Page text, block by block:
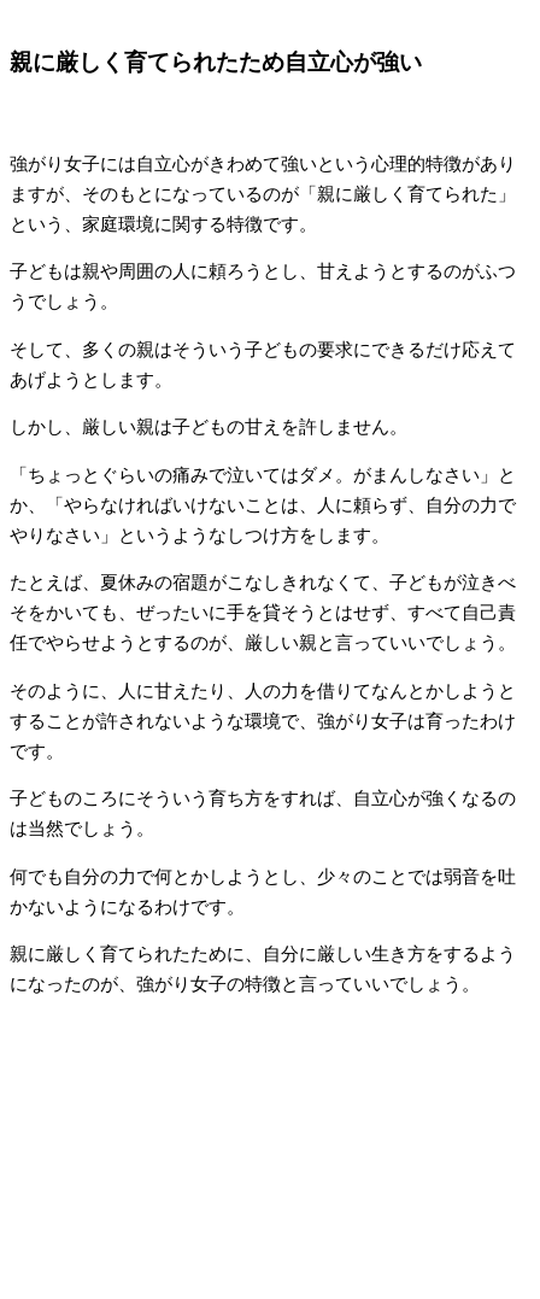
親に厳しく育てられたため自立心が強い
強がり女子には自立心がきわめて強いという心理的特徴があり
ますが、そのもとになっているのが「親に厳しく育てられた」
という、家庭環境に関する特徴です。
子どもは親や周囲の人に頼ろうとし、甘えようとするのがふつ
うでしょう。
そして、多くの親はそういう子どもの要求にできるだけ応えて
あげようとします。
しかし、厳しい親は子どもの甘えを許しません。
「ちょっとぐらいの痛みで泣いてはダメ。がまんしなさい」と
か、「やらなければいけないことは、人に頼らず、自分の力で
やりなさい」というようなしつけ方をします。
たとえば、夏休みの宿題がこなしきれなくて、子どもが泣きべ
そをかいても、ぜったいに手を貸そうとはせず、すべて自己責
任でやらせようとするのが、厳しい親と言っていいでしょう。
そのように、人に甘えたり、人の力を借りてなんとかしようと
することが許されないような環境で、強がり女子は育ったわけ
です。
子どものころにそういう育ち方をすれば、自立心が強くなるの
は当然でしょう。
何でも自分の力で何とかしようとし、少々のことでは弱音を吐
かないようになるわけです。
親に厳しく育てられたために、自分に厳しい生き方をするよう
になったのが、強がり女子の特徴と言っていいでしょう。